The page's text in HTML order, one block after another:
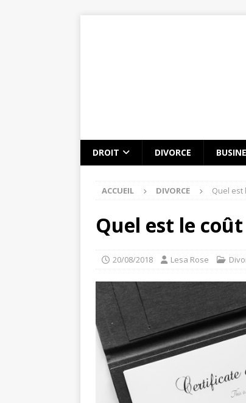
DROIT DIVORCE
ACCUEIL DIVORCE Quel est
Quel est le
20/08/2018 Lesa Rose